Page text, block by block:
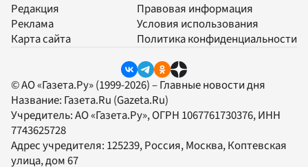
Редакция
Реклама
Карта сайта
Правовая информация
Условия использования
Политика конфиденциальности
© АО «Газета.Ру» (1999-2026) – Главные новости дня
Название: Газета.Ru (Gazeta.Ru)
Учредитель:АО «Газета.Ру», ОГРН 1067761730376, ИНН
7743625728
Адрес учредителя: 125239, Россия, Москва, Коптевская
улица, дом 67